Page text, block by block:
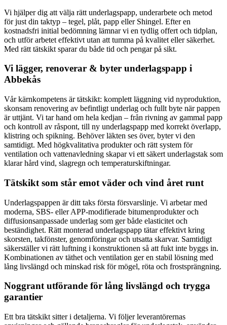
Vi hjälper dig att välja rätt underlagspapp, underarbete och metod
för just din taktyp – tegel, plåt, papp eller Shingel. Efter en
kostnadsfri initial bedömning lämnar vi en tydlig offert och tidplan,
och utför arbetet effektivt utan att tumma på kvalitet eller säkerhet.
Med rätt tätskikt sparar du både tid och pengar på sikt.
Vi lägger, renoverar & byter underlagspapp i
Abbekås
Vår kärnkompetens är tätskikt: komplett läggning vid nyproduktion,
skonsam renovering av befintligt underlag och fullt byte när pappen
är uttjänt. Vi tar hand om hela kedjan – från rivning av gammal papp
och kontroll av råspont, till ny underlagspapp med korrekt överlapp,
klistring och spikning. Behöver läkten ses över, byter vi den
samtidigt. Med högkvalitativa produkter och rätt system för
ventilation och vattenavledning skapar vi ett säkert underlagstak som
klarar hård vind, slagregn och temperaturskiftningar.
Tätskikt som står emot väder och vind året runt
Underlagspappen är ditt taks första försvarslinje. Vi arbetar med
moderna, SBS- eller APP-modifierade bitumenprodukter och
diffusionsanpassade underlag som ger både elasticitet och
beständighet. Rätt monterad underlagspapp tätar effektivt kring
skorsten, takfönster, genomföringar och utsatta skarvar. Samtidigt
säkerställer vi rätt luftning i konstruktionen så att fukt inte byggs in.
Kombinationen av täthet och ventilation ger en stabil lösning med
lång livslängd och minskad risk för mögel, röta och frostsprängning.
Noggrant utförande för lång livslängd och trygga
garantier
Ett bra tätskikt sitter i detaljerna. Vi följer leverantörernas